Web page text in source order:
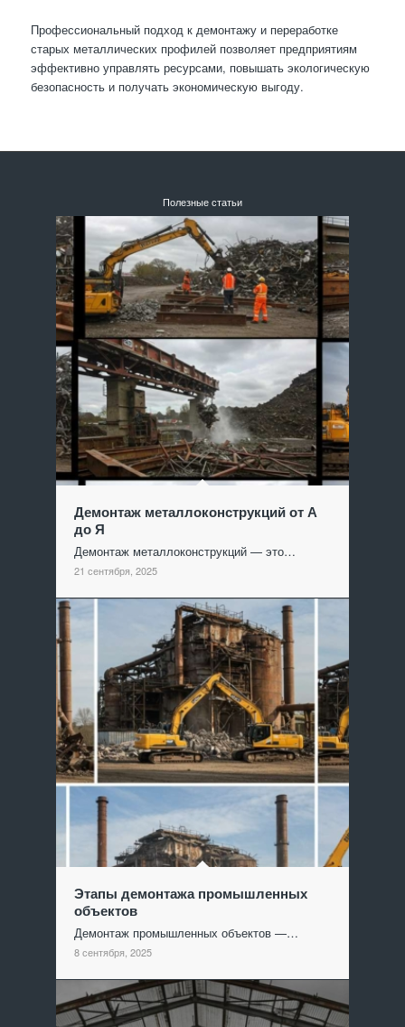
Профессиональный подход к демонтажу и переработке
старых металлических профилей позволяет предприятиям
эффективно управлять ресурсами, повышать экологическую
безопасность и получать экономическую выгоду.
Полезные статьи
Демонтаж металлоконструкций от А
до Я
Демонтаж металлоконструкций — это…
21 сентября, 2025
Этапы демонтажа промышленных
объектов
Демонтаж промышленных объектов —…
8 сентября, 2025